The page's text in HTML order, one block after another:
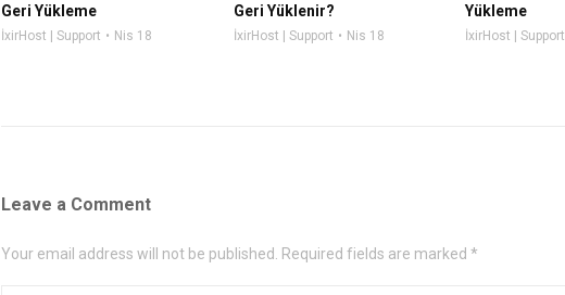
Geri Yükleme
İxirHost | Support Nis 18
Geri Yüklenir?
İxirHost | Support Nis 18
Yükleme
İxirHost | Support
Leave a Comment
Your email address will not be published. Required fields are marked *